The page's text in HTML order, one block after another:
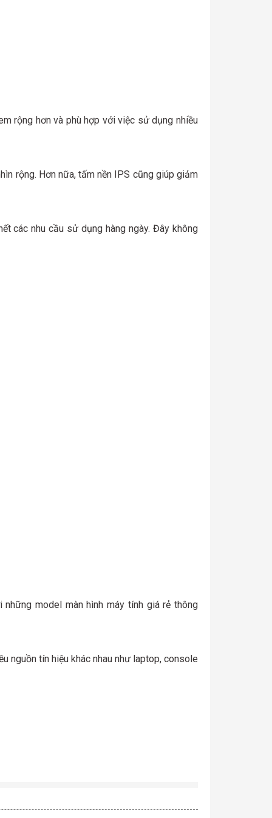
rộng hơn và phù hợp với việc sử dụng nhiều
rộng. Hơn nữa, tấm nền IPS cũng giúp giảm
các nhu cầu sử dụng hàng ngày. Đây không
model màn hình máy tính giá rẻ thông
nguồn tín hiệu khác nhau như laptop, console